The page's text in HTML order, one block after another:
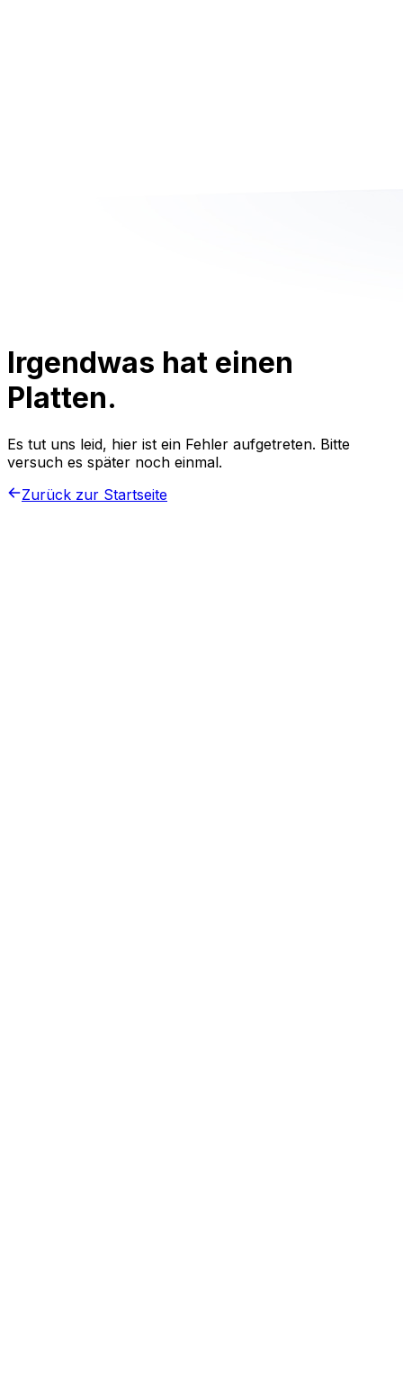
Irgendwas hat einen
Platten.
Es tut uns leid, hier ist ein Fehler aufgetreten. Bitte
versuch es später noch einmal.
Zurück zur Startseite